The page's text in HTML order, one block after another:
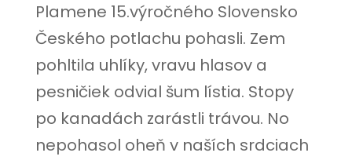
Plamene 15.výročného Slovensko
Českého potlachu pohasli. Zem
pohltila uhlíky, vravu hlasov a
pesničiek odvial šum lístia. Stopy
po kanadách zarástli trávou. No
nepohasol oheň v naších srdciach